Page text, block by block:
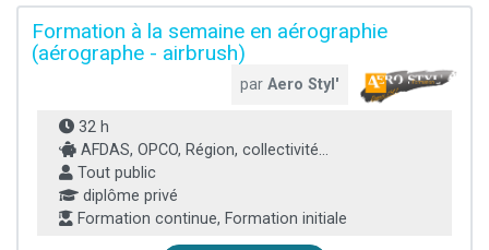
Formation à la semaine en aérographie
(aérographe - airbrush)
par Aero Styl'
32 h
AFDAS, OPCO, Région, collectivité...
Tout public
diplôme privé
Formation continue, Formation initiale